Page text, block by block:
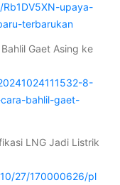
upaya-
terbarukan
Gaet Asing ke
8-
bahlil-gaet-
LNG Jadi Listrik
27/170000626/pl